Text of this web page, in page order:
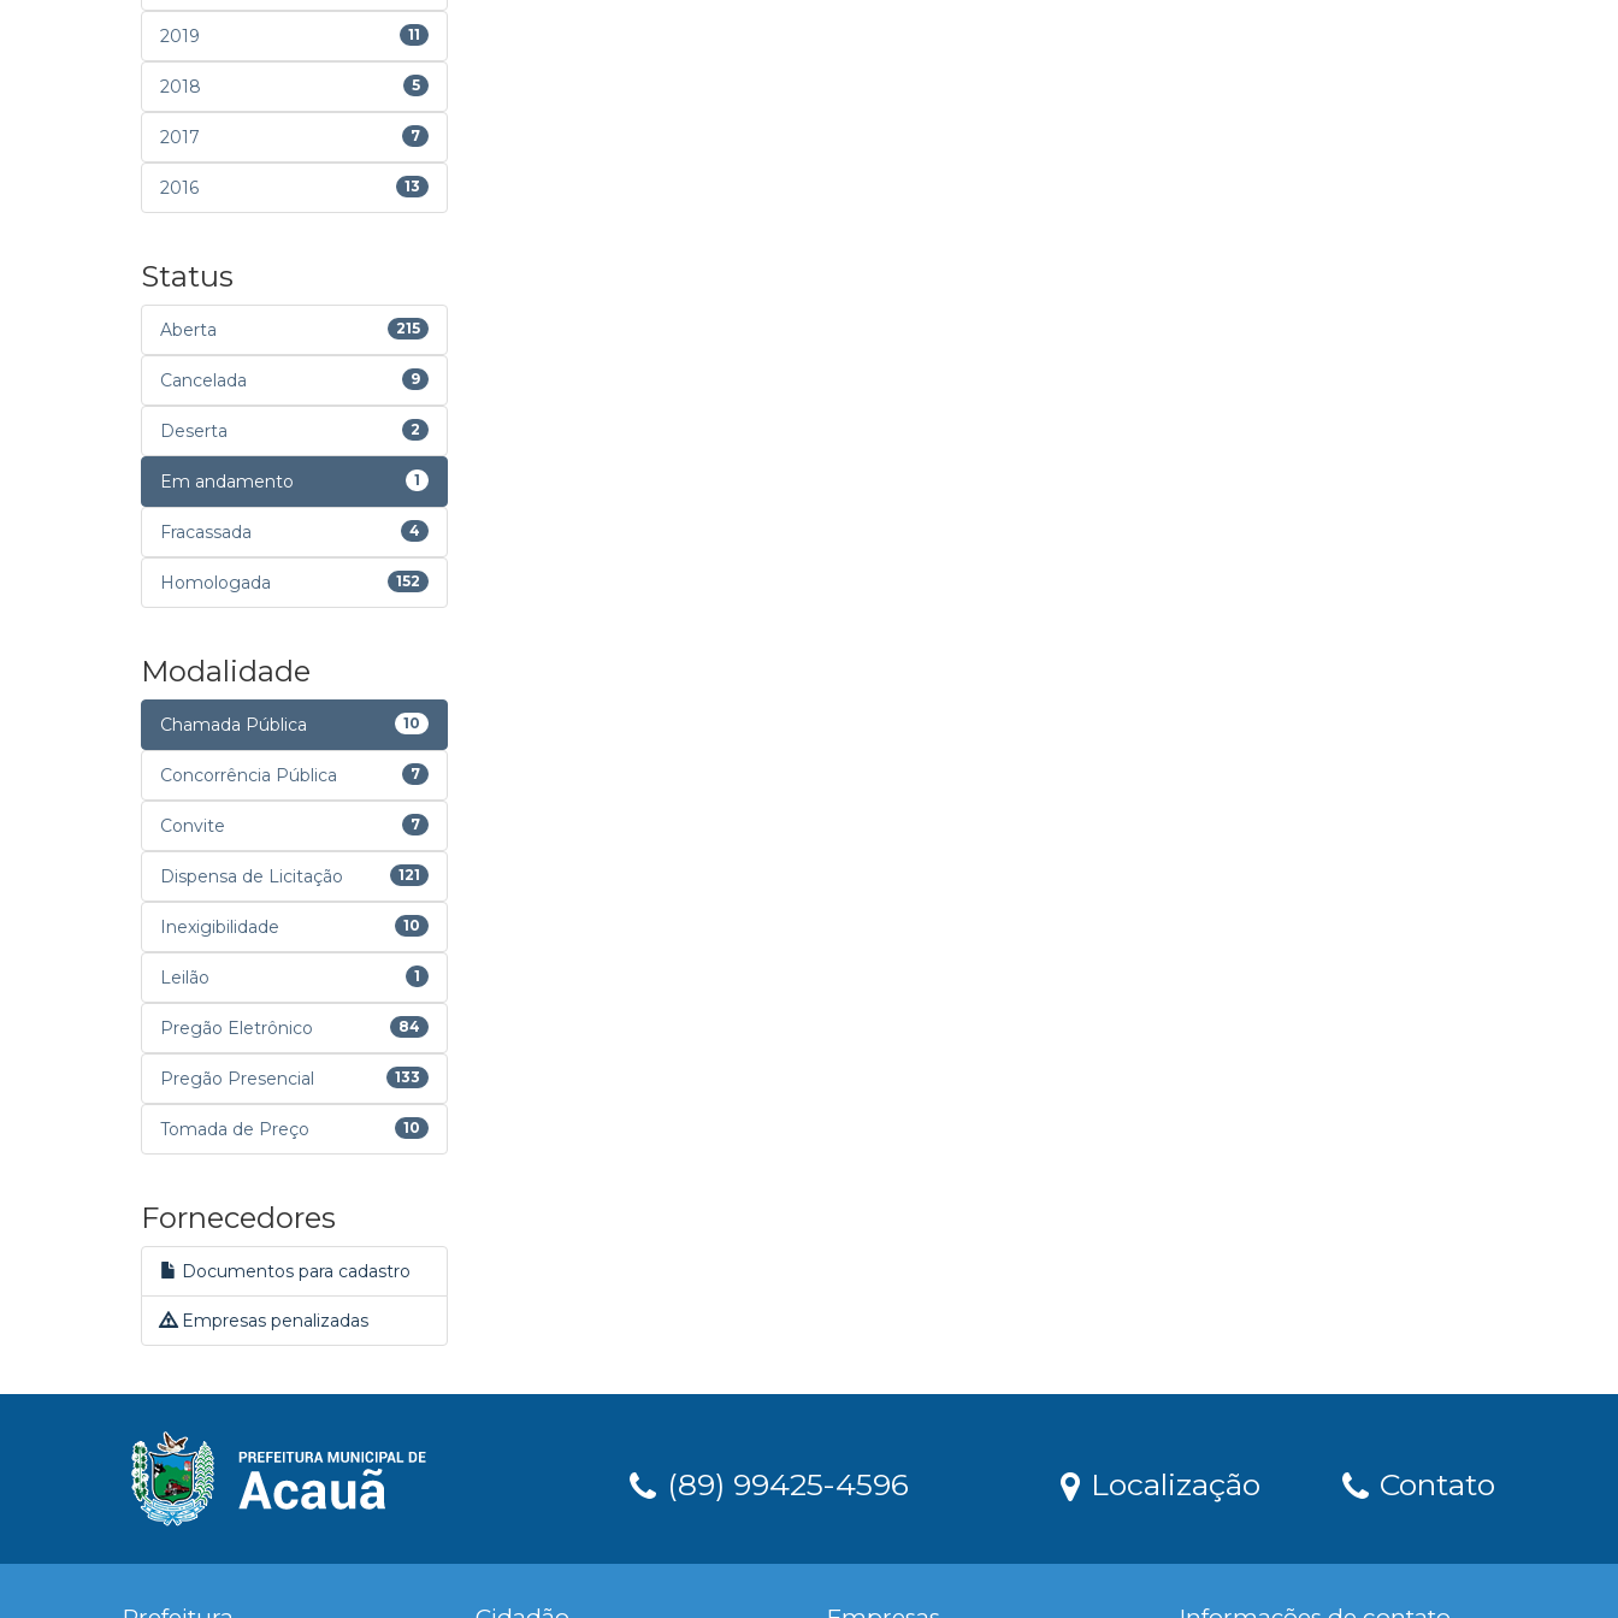
2019 11
2018 5
2017 7
2016 13
Status
Aberta 215
Cancelada 9
Deserta 2
Em andamento 1
Fracassada 4
Homologada 152
Modalidade
Chamada Pública 10
Concorrência Pública 7
Convite 7
Dispensa de Licitação 121
Inexigibilidade 10
Leilão 1
Pregão Eletrônico 84
Pregão Presencial 133
Tomada de Preço 10
Fornecedores
Documentos para cadastro
Empresas penalizadas
(89) 99425-4596 Localização Contato